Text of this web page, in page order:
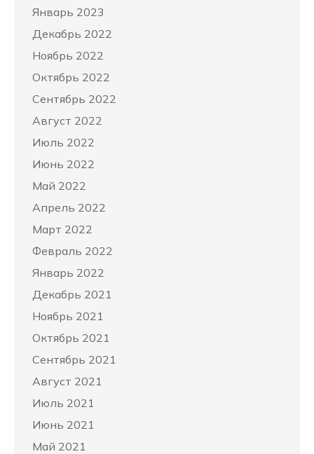
Январь 2023
Декабрь 2022
Ноябрь 2022
Октябрь 2022
Сентябрь 2022
Август 2022
Июль 2022
Июнь 2022
Май 2022
Апрель 2022
Март 2022
Февраль 2022
Январь 2022
Декабрь 2021
Ноябрь 2021
Октябрь 2021
Сентябрь 2021
Август 2021
Июль 2021
Июнь 2021
Май 2021